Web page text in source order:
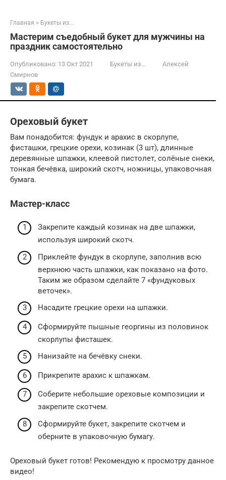
Главная » Букеты из...
Мастерим съедобный букет для мужчины на
праздник самостоятельно
Опубликовано: 13 Окт 2021 Букеты из...
Алексей
Смирнов
Ореховый букет
Вам понадобится: фундук и арахис в скорлупе,
фисташки, грецкие орехи, козинак (3 шт), длинные
деревянные шпажки, клеевой пистолет, солёные снеки,
тонкая бечёвка, широкий скотч, ножницы, упаковочная
бумага.
Мастер-класс
Закрепите каждый козинак на две шпажки,
используя широкий скотч.
Приклейте фундук в скорлупе, заполнив всю
верхнюю часть шпажки, как показано на фото.
Таким же образом сделайте 7 «фундуковых
веточек».
Насадите грецкие орехи на шпажки.
Сформируйте пышные георгины из половинок
скорлупы фисташек.
Нанизайте на бечёвку снеки.
Прикрепите арахис к шпажкам.
Соберите небольшие ореховые композиции и
закрепите скотчем.
Сформируйте букет, закрепите скотчем и
оберните в упаковочную бумагу.
Ореховый букет готов! Рекомендую к просмотру данное
видео!